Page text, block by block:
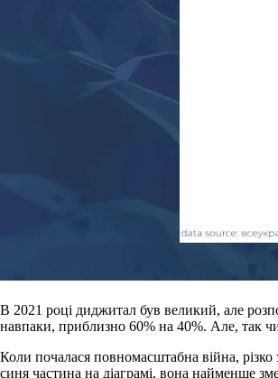
В 2021 році диджитал був великий, але
навпаки, приблизно 60% на 40%. Але, так
Коли почалася повномасштабна війна,
синя частина на діаграмі, вона найменше